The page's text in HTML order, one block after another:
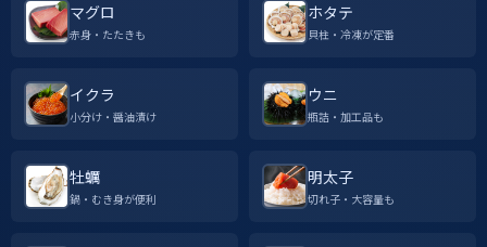
マグロ
赤身・たたきも
ホタテ
貝柱・冷凍が定番
イクラ
小分け・醤油漬け
ウニ
瓶詰・加工品も
牡蠣
鍋・むき身が便利
明太子
切れ子・大容量も